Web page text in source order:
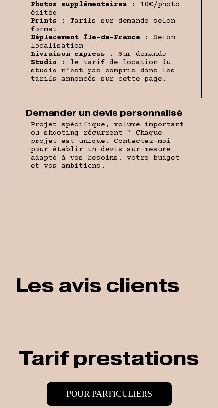
Photos supplémentaires : 10€/photo
éditée
Prints : Tarifs sur demande selon
format
Déplacement Île-de-France : Selon
localisation
Livraison express : Sur demande
Studio : le tarif de location du
studio n’est pas compris dans les
tarifs annoncés sur cette page.
Demander un devis personnalisé
Projet spécifique, volume important
ou shooting récurrent ? Chaque
projet est unique. Contactez-moi
pour établir un devis sur-mesure
adapté à vos besoins, votre budget
et vos ambitions.
Les avis clients
Tarif prestations
POUR PARTICULIERS